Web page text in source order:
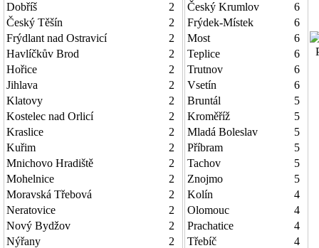
Dobříš
2
Český Těšín
2
Frýdlant nad Ostravicí
2
Havlíčkův Brod
2
Hořice
2
Jihlava
2
Klatovy
2
Kostelec nad Orlicí
2
Kraslice
2
Kuřim
2
Mnichovo Hradiště
2
Mohelnice
2
Moravská Třebová
2
Neratovice
2
Nový Bydžov
2
Nýřany
2
Český Krumlov
6
Frýdek-Místek
6
Most
6
Teplice
6
Trutnov
6
Vsetín
6
Bruntál
5
Kroměříž
5
Mladá Boleslav
5
Příbram
5
Tachov
5
Znojmo
5
Kolín
4
Olomouc
4
Prachatice
4
Třebíč
4